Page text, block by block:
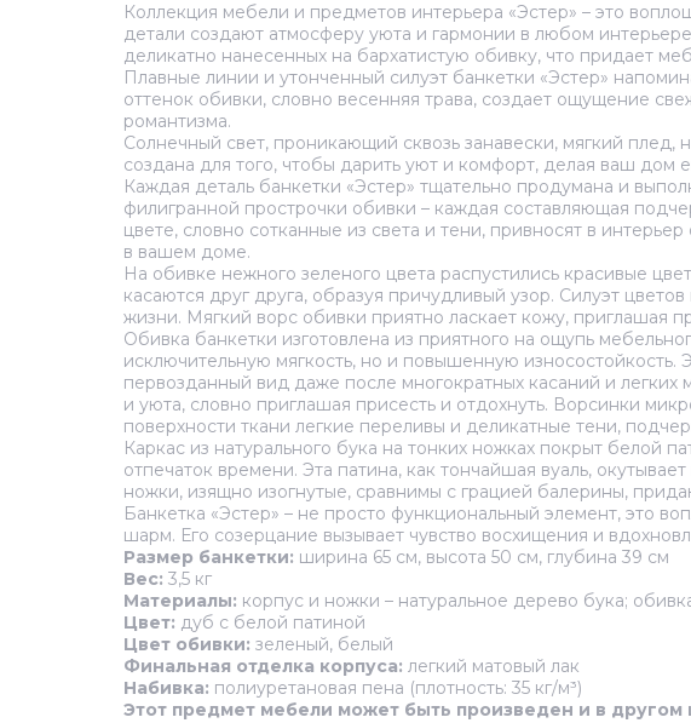
Коллекция мебели и предметов интерьера «Эстер» – это
детали создают атмосферу уюта и гармонии в любом
деликатно нанесенных на бархатистую обивку, что придает
Плавные линии и утонченный силуэт банкетки «Эстер»
оттенок обивки, словно весенняя трава, создает ощущение
романтизма.
Солнечный свет, проникающий сквозь занавески, мягкий
создана для того, чтобы дарить уют и комфорт, делая ваш
Каждая деталь банкетки «Эстер» тщательно продумана и
филигранной прострочки обивки – каждая составляющая
цвете, словно сотканные из света и тени, привносят в
в вашем доме.
На обивке нежного зеленого цвета распустились красивые
касаются друг друга, образуя причудливый узор. Силуэт
жизни. Мягкий ворс обивки приятно ласкает кожу, приглашая
Обивка банкетки изготовлена из приятного на ощупь
исключительную мягкость, но и повышенную износостойкость.
первозданный вид даже после многократных касаний и
и уюта, словно приглашая присесть и отдохнуть. Ворсинки
поверхности ткани легкие переливы и деликатные тени,
Каркас из натурального бука на тонких ножках покрыт белой
отпечаток времени. Эта патина, как тончайшая вуаль,
ножки, изящно изогнутые, сравнимы с грацией балерины,
Банкетка «Эстер» – не просто функциональный элемент, это
шарм. Его созерцание вызывает чувство восхищения и
Размер банкетки: ширина 65 см, высота 50 см, глубина 39 см
Вес: 3,5 кг
Материалы: корпус и ножки – натуральное дерево бука;
Цвет: дуб с белой патиной
Цвет обивки: зеленый, белый
Финальная отделка корпуса: легкий матовый лак
Набивка: полиуретановая пена (плотность: 35 кг/м³)
Этот предмет мебели может быть произведен и в